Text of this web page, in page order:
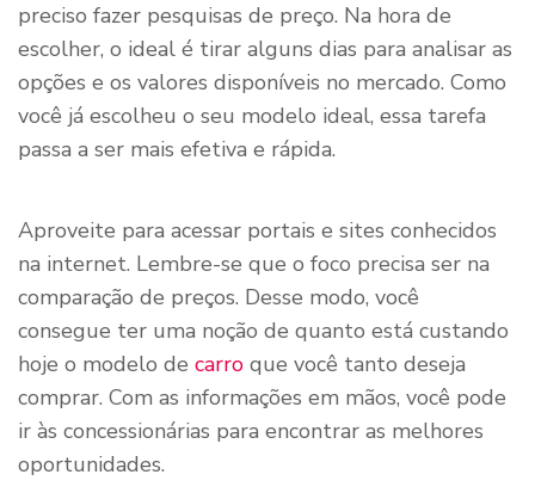
preciso fazer pesquisas de preço. Na hora de
escolher, o ideal é tirar alguns dias para analisar as
opções e os valores disponíveis no mercado. Como
você já escolheu o seu modelo ideal, essa tarefa
passa a ser mais efetiva e rápida.
Aproveite para acessar portais e sites conhecidos
na internet. Lembre-se que o foco precisa ser na
comparação de preços. Desse modo, você
consegue ter uma noção de quanto está custando
hoje o modelo de carro que você tanto deseja
comprar. Com as informações em mãos, você pode
ir às concessionárias para encontrar as melhores
oportunidades.